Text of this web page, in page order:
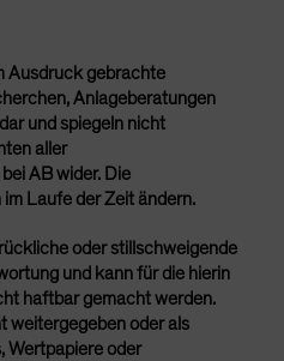
Ausdruck gebrachte
Anlageberatungen
und spiegeln nicht
aller
AB wider. Die
Laufe der Zeit ändern.
oder stillschweigende
und kann für die hierin
haftbar gemacht werden.
weitergegeben oder als
Wertpapiere oder